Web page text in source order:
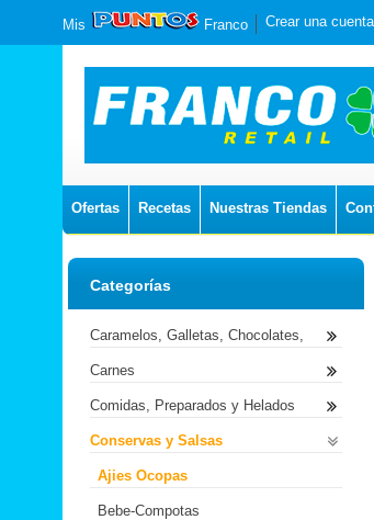
Mis Franco Crear una cuenta
Ofertas Recetas Nuestras Tiendas
Categorías
Caramelos, Galletas, Chocolates,
Carnes
Comidas, Preparados y Helados
Conservas y Salsas
Ajies Ocopas
Bebe-Compotas